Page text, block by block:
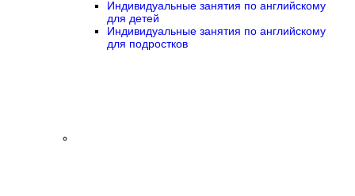
Индивидуальные занятия по английскому
для детей
Индивидуальные занятия по английскому
для подростков